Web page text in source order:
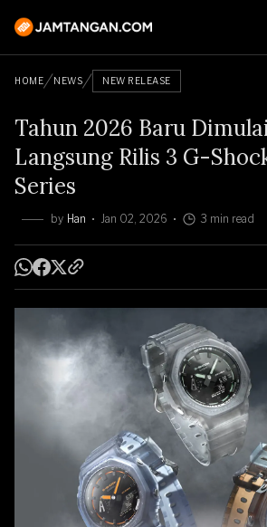
HOME NEWS NEW RELEASE
Tahun 2026 Baru
Langsung Rilis 3 G-
Series
by Han Jan 02, 2026 3 min read